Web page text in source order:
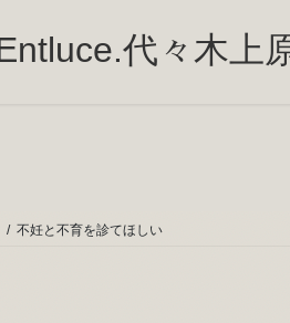
不妊と不育を診てほしい